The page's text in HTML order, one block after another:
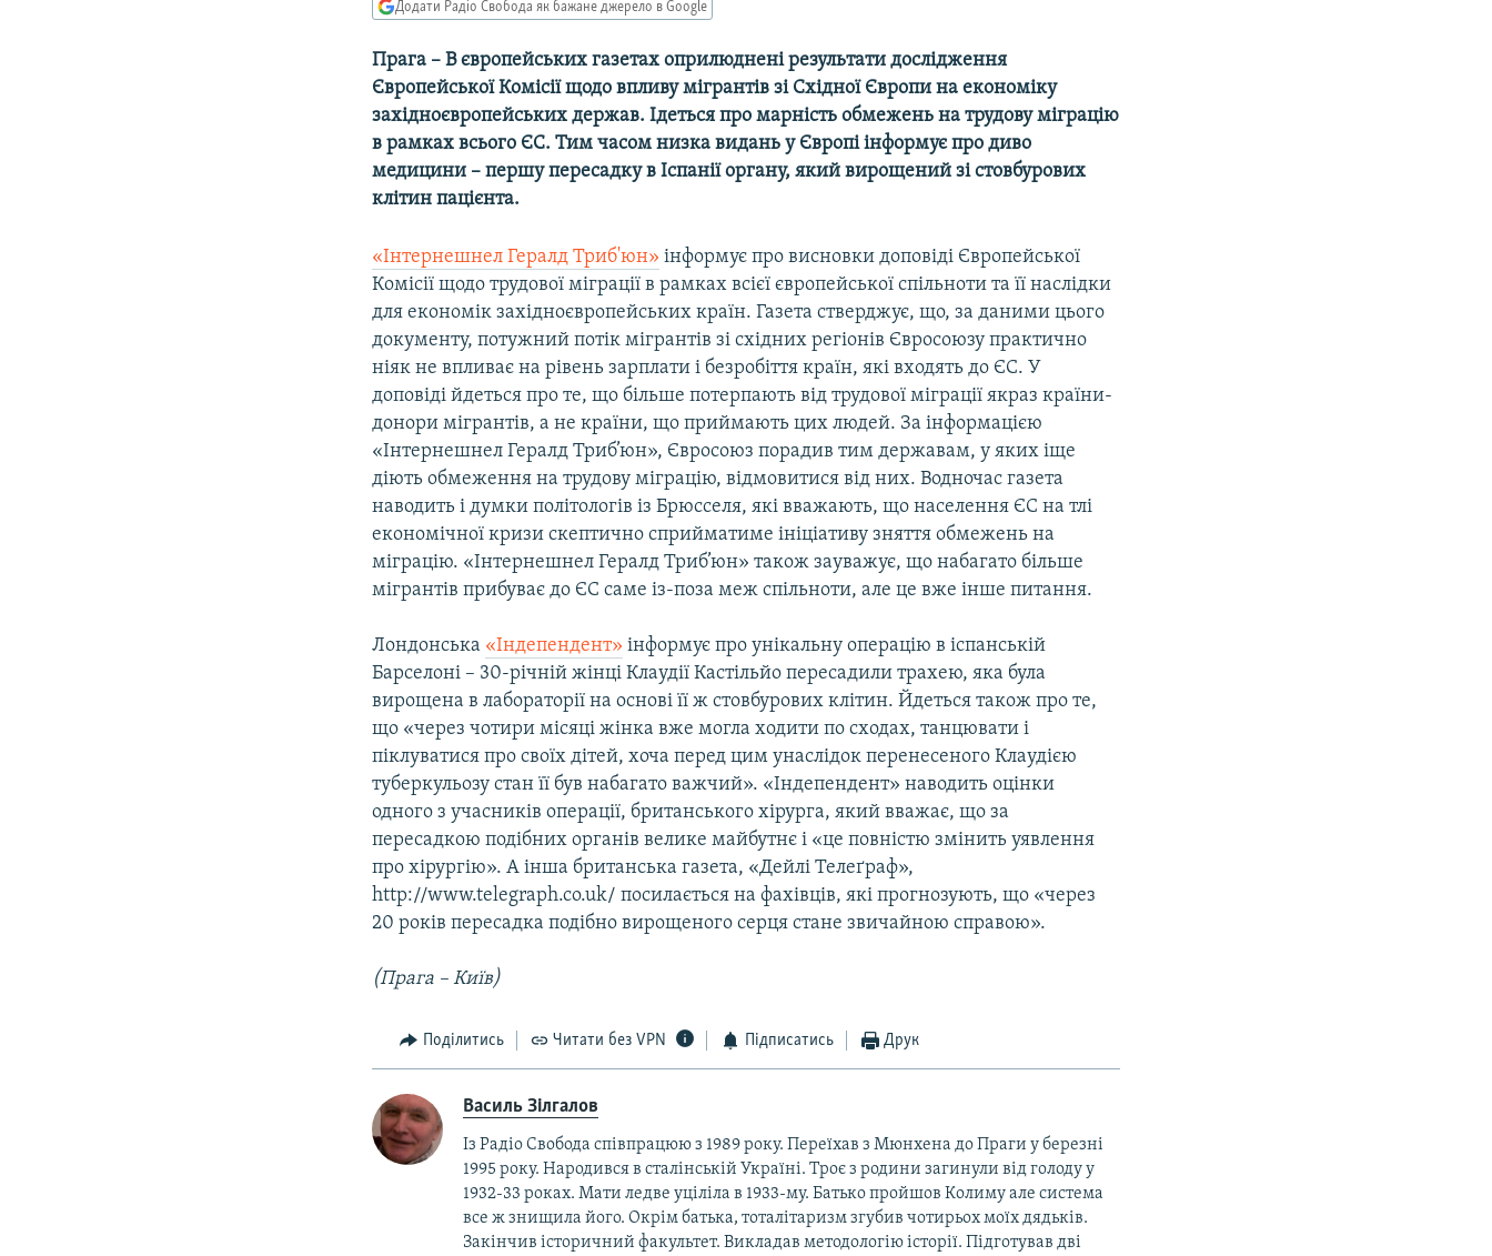
Додати Радіо Свобода як бажане джерело в Google
Прага – В європейських газетах оприлюднені результати дослідження
Європейської Комісії щодо впливу мігрантів зі Східної Європи на економіку
західноєвропейських держав. Ідеться про марність обмежень на трудову міграцію
в рамках всього ЄС. Тим часом низка видань у Європі інформує про диво
медицини – першу пересадку в Іспанії органу, який вирощений зі стовбурових
клітин пацієнта.
«Інтернешнел Гералд Триб'юн» інформує про висновки доповіді Європейської
Комісії щодо трудової міграції в рамках всієї європейської спільноти та її наслідки
для економік західноєвропейських країн. Газета стверджує, що, за даними цього
документу, потужний потік мігрантів зі східних регіонів Євросоюзу практично
ніяк не впливає на рівень зарплати і безробіття країн, які входять до ЄС. У
доповіді йдеться про те, що більше потерпають від трудової міграції якраз країни-
донори мігрантів, а не країни, що приймають цих людей. За інформацією
«Інтернешнел Гералд Триб’юн», Євросоюз порадив тим державам, у яких іще
діють обмеження на трудову міграцію, відмовитися від них. Водночас газета
наводить і думки політологів із Брюсселя, які вважають, що населення ЄС на тлі
економічної кризи скептично сприйматиме ініціативу зняття обмежень на
міграцію. «Інтернешнел Гералд Триб’юн» також зауважує, що набагато більше
мігрантів прибуває до ЄС саме із-поза меж спільноти, але це вже інше питання.
Лондонська «Індепендент» інформує про унікальну операцію в іспанській
Барселоні – 30-річній жінці Клаудії Кастільйо пересадили трахею, яка була
вирощена в лабораторії на основі її ж стовбурових клітин. Йдеться також про те,
що «через чотири місяці жінка вже могла ходити по сходах, танцювати і
піклуватися про своїх дітей, хоча перед цим унаслідок перенесеного Клаудією
туберкульозу стан її був набагато важчий». «Індепендент» наводить оцінки
одного з учасників операції, британського хірурга, який вважає, що за
пересадкою подібних органів велике майбутнє і «це повністю змінить уявлення
про хірургію». А інша британська газета, «Дейлі Телеґраф»,
http://www.telegraph.co.uk/ посилається на фахівців, які прогнозують, що «через
20 років пересадка подібно вирощеного серця стане звичайною справою».
(Прага – Київ)
Поділитись Читати без VPN Підписатись Друк
Василь Зілгалов
Із Радіо Свобода співпрацюю з 1989 року. Переїхав з Мюнхена до Праги у березні
1995 року. Народився в сталінській Україні. Троє з родини загинули від голоду у
1932-33 роках. Мати ледве уціліла в 1933-му. Батько пройшов Колиму але система
все ж знищила його. Окрім батька, тоталітаризм згубив чотирьох моїх дядьків.
Закінчив історичний факультет. Викладав методологію історії. Підготував дві